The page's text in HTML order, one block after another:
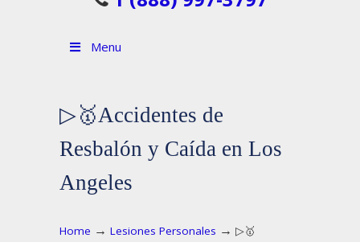
Menu
▷🥇Accidentes de
Resbalón y Caída en Los
Angeles
Home → Lesiones Personales → ▷🥇